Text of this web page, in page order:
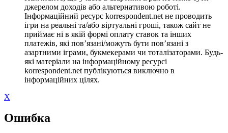
джерелом доходів або альтернативою роботі.
Інформаційний ресурс korrespondent.net не проводить
ігри на реальні та/або віртуальні гроші, також сайт не
приймає ні в якій формі оплату ставок та інших
платежів, які пов’язані/можуть бути пов’язані з
азартними іграми, букмекерами чи тоталізаторами. Будь-
які матеріали на інформаційному ресурсі
korrespondent.net публікуються виключно в
інформаційних цілях.
X
Ошибка